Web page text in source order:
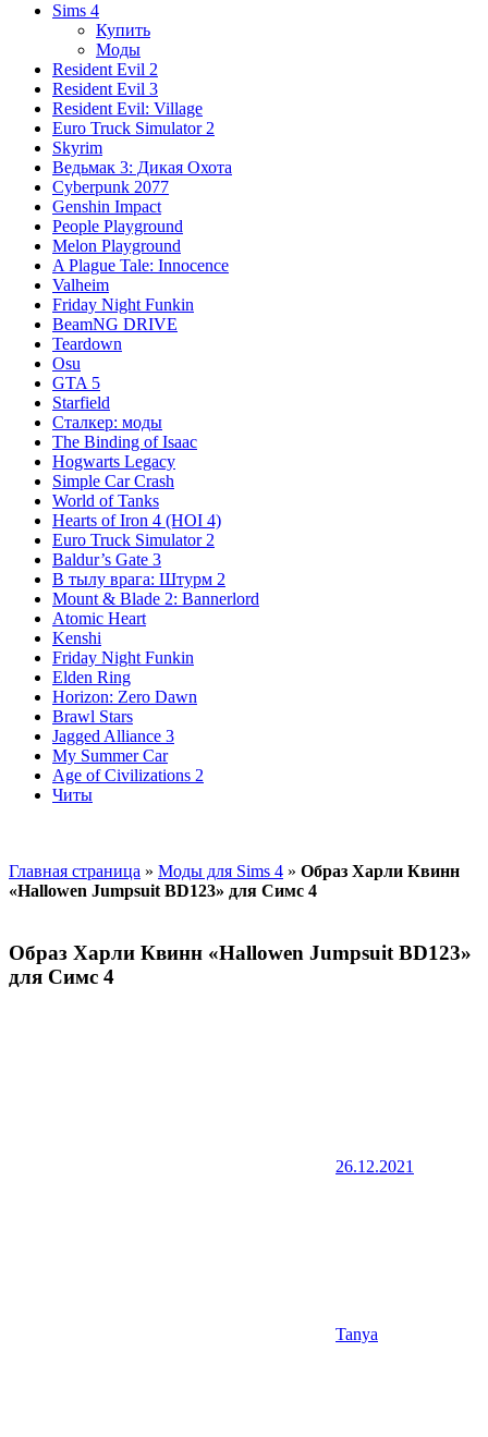
Sims 4
Купить
Моды
Resident Evil 2
Resident Evil 3
Resident Evil: Village
Euro Truck Simulator 2
Skyrim
Ведьмак 3: Дикая Охота
Cyberpunk 2077
Genshin Impact
People Playground
Melon Playground
A Plague Tale: Innocence
Valheim
Friday Night Funkin
BeamNG DRIVE
Teardown
Osu
GTA 5
Starfield
Сталкер: моды
The Binding of Isaac
Hogwarts Legacy
Simple Car Crash
World of Tanks
Hearts of Iron 4 (HOI 4)
Euro Truck Simulator 2
Baldur’s Gate 3
В тылу врага: Штурм 2
Mount & Blade 2: Bannerlord
Atomic Heart
Kenshi
Friday Night Funkin
Elden Ring
Horizon: Zero Dawn
Brawl Stars
Jagged Alliance 3
My Summer Car
Age of Civilizations 2
Читы
Главная страница » Моды для Sims 4 » Образ Харли Квинн
«Hallowen Jumpsuit BD123» для Симс 4
Образ Харли Квинн «Hallowen Jumpsuit BD123»
для Симс 4
26.12.2021
Tanya